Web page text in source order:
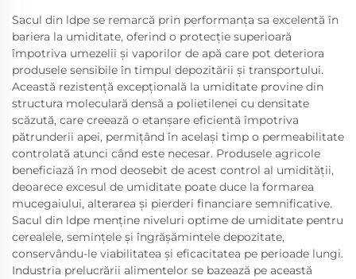
Sacul din ldpe se remarcă prin performanța sa excelentă în
bariera la umiditate, oferind o protecție superioară
împotriva umezelii și vaporilor de apă care pot deteriora
produsele sensibile în timpul depozitării și transportului.
Această rezistență excepțională la umiditate provine din
structura moleculară densă a polietilenei cu densitate
scăzută, care creează o etanșare eficientă împotriva
pătrunderii apei, permițând în același timp o permeabilitate
controlată atunci când este necesar. Produsele agricole
beneficiază în mod deosebit de acest control al umidității,
deoarece excesul de umiditate poate duce la formarea
mucegaiului, alterarea și pierderi financiare semnificative.
Sacul din ldpe menține niveluri optime de umiditate pentru
cerealele, semințele și îngrășămintele depozitate,
conservându-le viabilitatea și eficacitatea pe perioade lungi.
Industria prelucrării alimentelor se bazează pe această